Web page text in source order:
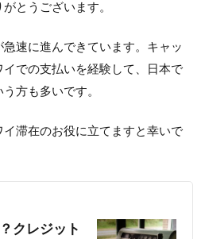
とうございます。
速に進んできています。キャッ
での支払いを経験して、日本で
方も多いです。
滞在のお役に立てますと幸いで
クレジット